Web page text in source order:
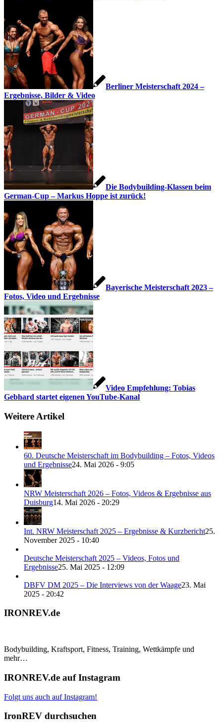
Berliner Meisterschaft 2024 –
Ergebnisse, Bilder & Video
Die Bodybuilding-Klassen beim
German-Cup – Markus Hoppe ist zurück!
Bayerische Meisterschaft 2023 –
Fotos, Video und Ergebnisse
Video Empfehlung: Tobias
Gebhard startet eigenen YouTube-Kanal
Weitere Artikel
60. Deutsche Meisterschaft im Bodybuilding – Fotos, Videos
und Ergebnisse24. Mai 2026 - 9:05
NRW Meisterschaft 2026 – Fotos, Videos & Ergebnisse aus
Duisburg14. Mai 2026 - 20:29
Int. NRW Meisterschaft 2025 – Ergebnisse & Kurzbericht25.
November 2025 - 10:40
Deutsche Meisterschaft 2025 – Videos, Fotos und
Ergebnisse25. Mai 2025 - 12:09
DBFV DM 2025 – Die Interviews von der Waage23. Mai
2025 - 20:42
IRONREV.de
Bodybuilding, Kraftsport, Fitness, Training, Wettkämpfe und
mehr…
IRONREV.de auf Instagram
Folgt uns auch auf Instagram!
IronREV durchsuchen